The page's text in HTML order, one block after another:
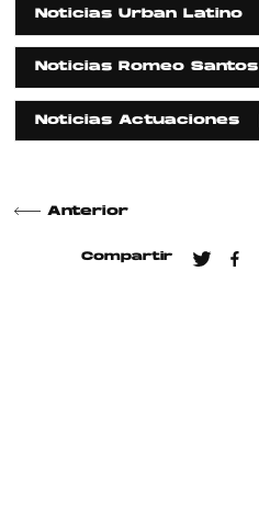
Noticias Urban Latino
Noticias Romeo Santos
Noticias Actuaciones
Anterior
Compartir